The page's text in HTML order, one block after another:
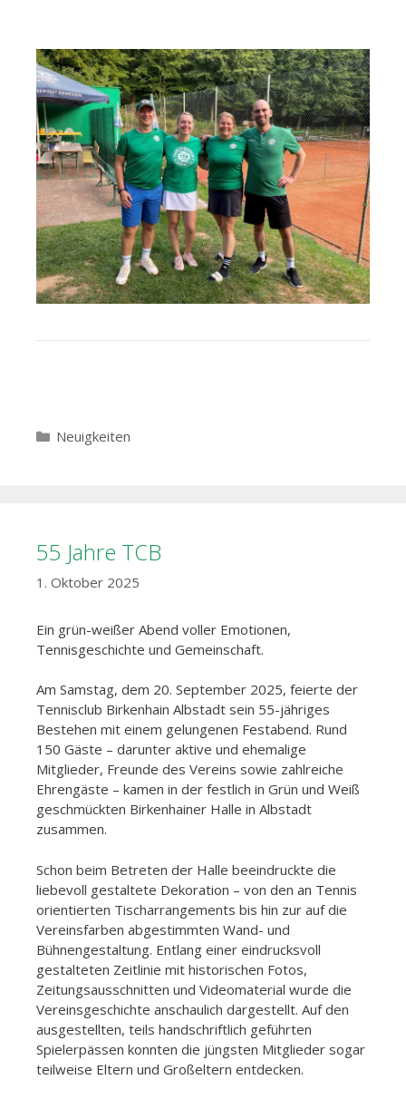
Kategorien
Neuigkeiten
55 Jahre TCB
1. Oktober 2025
Ein grün-weißer Abend voller Emotionen,
Tennisgeschichte und Gemeinschaft.
Am Samstag, dem 20. September 2025, feierte der
Tennisclub Birkenhain Albstadt sein 55-jähriges
Bestehen mit einem gelungenen Festabend. Rund
150 Gäste – darunter aktive und ehemalige
Mitglieder, Freunde des Vereins sowie zahlreiche
Ehrengäste – kamen in der festlich in Grün und Weiß
geschmückten Birkenhainer Halle in Albstadt
zusammen.
Schon beim Betreten der Halle beeindruckte die
liebevoll gestaltete Dekoration – von den an Tennis
orientierten Tischarrangements bis hin zur auf die
Vereinsfarben abgestimmten Wand- und
Bühnengestaltung. Entlang einer eindrucksvoll
gestalteten Zeitlinie mit historischen Fotos,
Zeitungsausschnitten und Videomaterial wurde die
Vereinsgeschichte anschaulich dargestellt. Auf den
ausgestellten, teils handschriftlich geführten
Spielerpässen konnten die jüngsten Mitglieder sogar
teilweise Eltern und Großeltern entdecken.